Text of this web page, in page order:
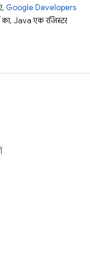
Google Developers
Java एक रजिस्टर